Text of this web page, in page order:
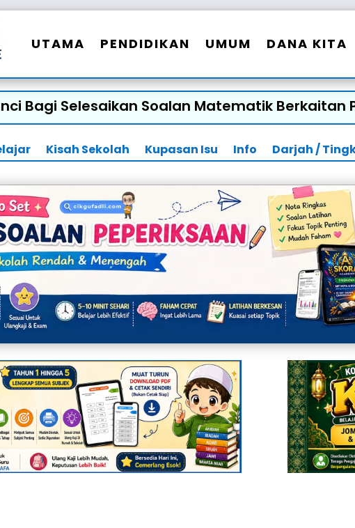
UTAMA PENDIDIKAN UMUM DANA KITA
Bagi Selesaikan Soalan Matematik Berkaitan
Kisah Sekolah Kupasan Isu Info Darjah /